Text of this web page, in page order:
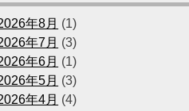
年8月 (1)
年7月 (3)
年6月 (1)
年5月 (3)
年4月 (4)